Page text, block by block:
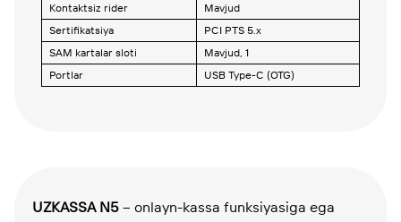
Kontaktsiz rider
Mavjud
Sertifikatsiya
PCI PTS 5.x
SAM kartalar sloti
Mavjud, 1
Portlar
USB Type-C (OTG)
UZKASSA N5 – onlayn-kassa funksiyasiga ega